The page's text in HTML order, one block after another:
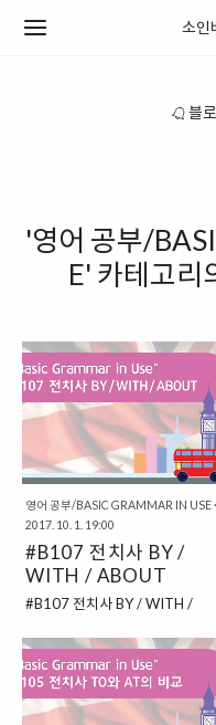
소인
블
'영어 공부/
E' 카테고리
영어 공부/BASIC GRAMMAR IN USE·
2017. 10. 1. 19:00
#B107 전치사 BY /
WITH / ABOUT
#B107 전치사 BY / WITH /
대해서 이야기를 해보도록 하겠
니다. 이번 글이 전치사에 관한
막 내용이라고 할 수 있을 것입니
이렇게 전치사는 너무 복잡한 내